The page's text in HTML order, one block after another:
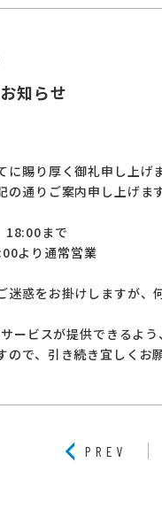
知らせ
賜り厚く御礼申し上げま
通りご案内申し上げます
18:00まで
より通常営業
迷惑をお掛けしますが
ービスが提供できるよう、
で、引き続き宜しくお
PREV